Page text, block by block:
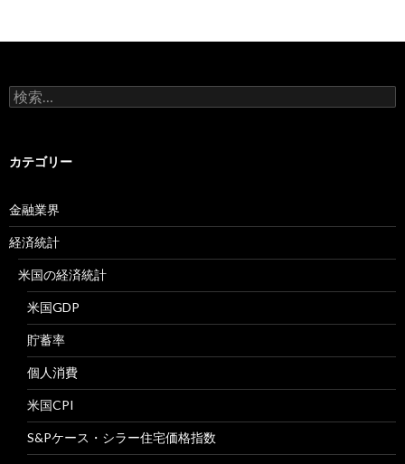
検
索:
カテゴリー
金融業界
経済統計
米国の経済統計
米国GDP
貯蓄率
個人消費
米国CPI
S&Pケース・シラー住宅価格指数